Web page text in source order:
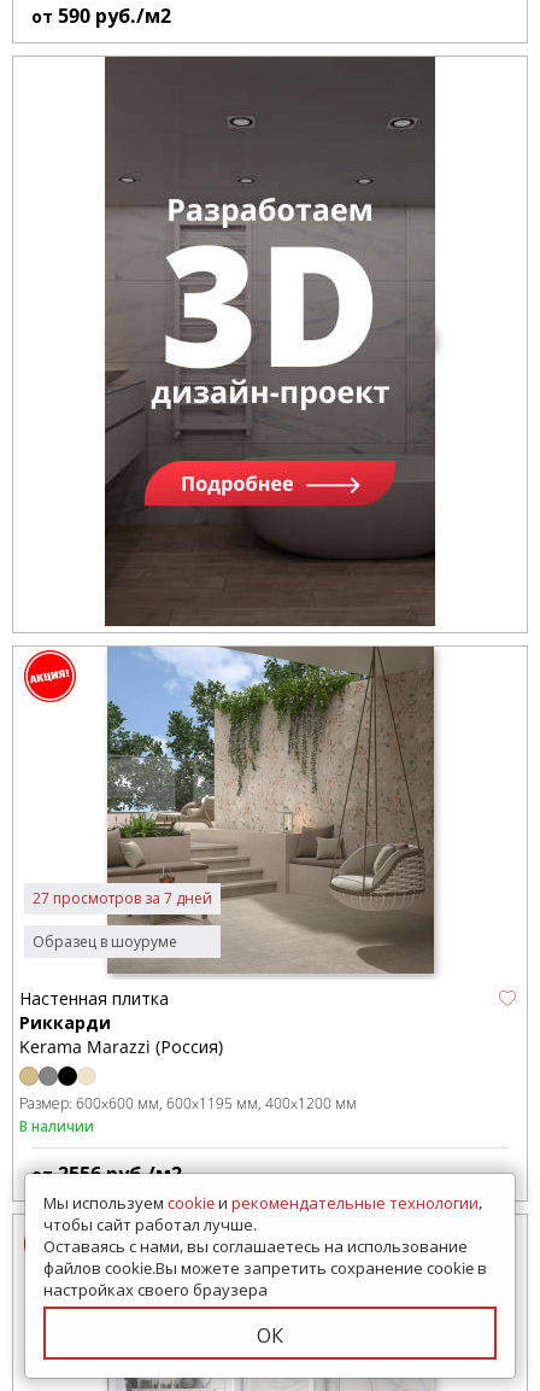
от 590 руб./м2
Образец в шоуруме
27 просмотров за 7 дней
Настенная плитка
Риккарди
Kerama Marazzi (Россия)
Размер: 600x600 мм 600x1195 мм 400x1200 мм
В наличии
от2556руб./м2
Мы используем cookieи рекомендательные технологии,
чтобы сайт работал лучше.
Оставаясь с нами, вы соглашаетесь на использование
файлов cookie.Вы можете запретить сохранение cookie в
настройках своего браузера
ОК